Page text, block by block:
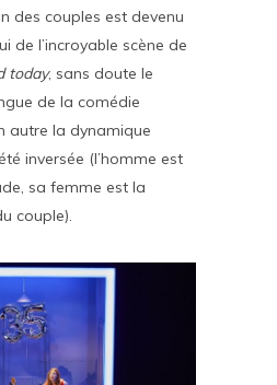
des couples est devenu
de l’incroyable scène de
today, sans doute le
de la comédie
autre la dynamique
inversée (l’homme est
sa femme est la
couple).